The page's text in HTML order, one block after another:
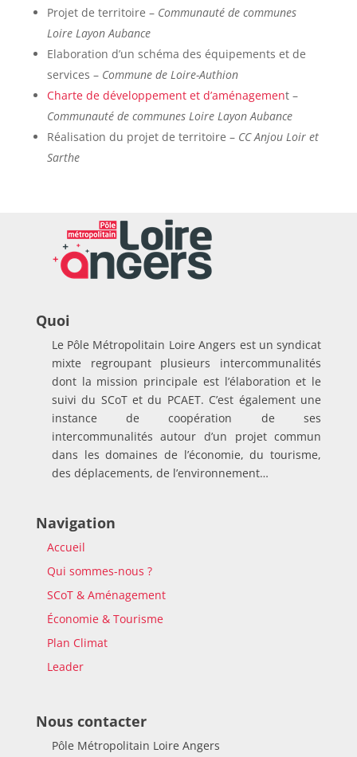
Projet de territoire – Communauté de communes
Loire Layon Aubance
Elaboration d’un schéma des équipements et de
services – Commune de Loire-Authion
Charte de développement et d’aménagement –
Communauté de communes Loire Layon Aubance
Réalisation du projet de territoire – CC Anjou Loir et
Sarthe
Quoi
Le Pôle Métropolitain Loire Angers est un syndicat
mixte regroupant plusieurs intercommunalités
dont la mission principale est l’élaboration et le
suivi du SCoT et du PCAET. C’est également une
instance de coopération de ses
intercommunalités autour d’un projet commun
dans les domaines de l’économie, du tourisme,
des déplacements, de l’environnement…
Navigation
Accueil
Qui sommes-nous ?
SCoT & Aménagement
Économie & Tourisme
Plan Climat
Leader
Nous contacter
Pôle Métropolitain Loire Angers